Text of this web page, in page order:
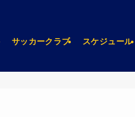
サッカークラブ スケジュール